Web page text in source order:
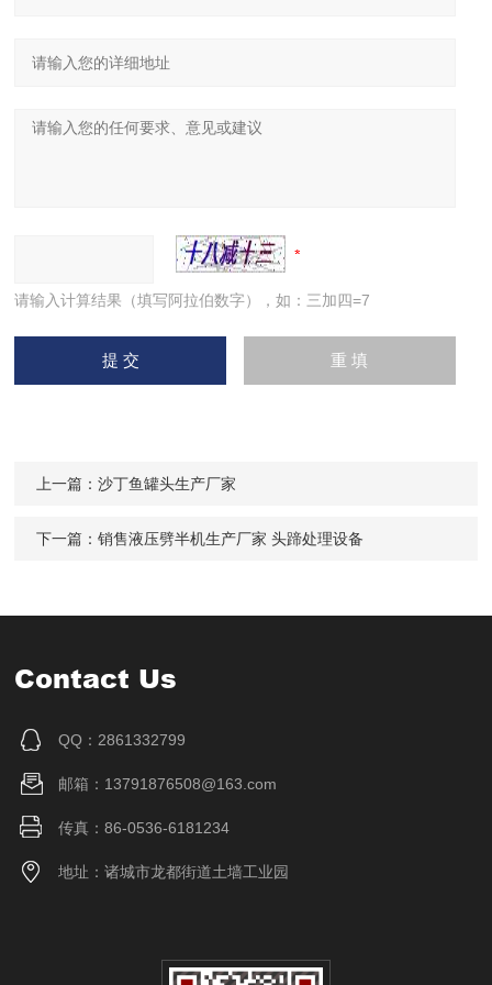
请输入计算结果（填写阿拉伯数字），如：三加四=7
上一篇：沙丁鱼罐头生产厂家
下一篇：销售液压劈半机生产厂家 头蹄处理设备
Contact Us
QQ：2861332799
邮箱：13791876508@163.com
传真：86-0536-6181234
地址：诸城市龙都街道土墙工业园